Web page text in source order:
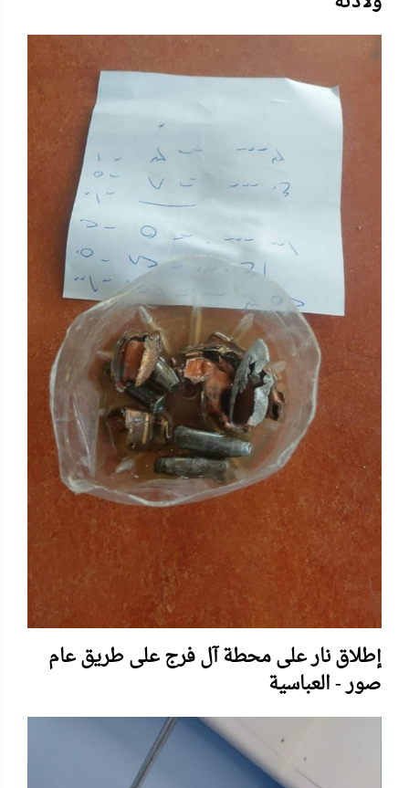
إطلاق نار على محطة آل فرج على طريق عام
صور - العباسية